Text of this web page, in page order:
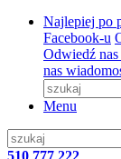
Najlepiej po
Facebook-u
Odwiedź
nas
Menu